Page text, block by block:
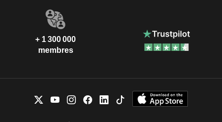
+ 1 300 000
membres